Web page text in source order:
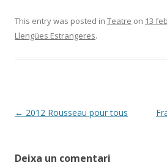
e
b
k
itt
er
m
p
ix
This entry was posted in Teatre on 13
Llengües Estrangeres.
Post
← 2012 Rousseau pour tous
Deixa un comentari